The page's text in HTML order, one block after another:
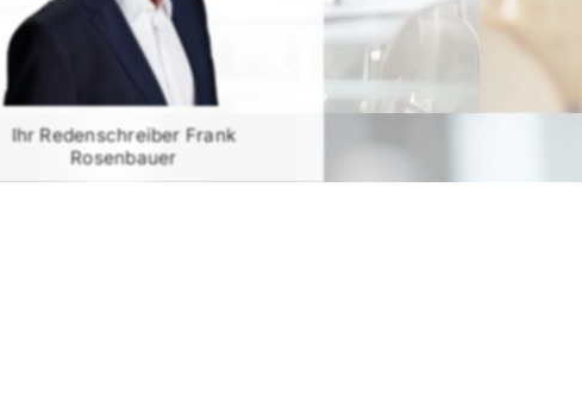
Ihr Redenschreiber Frank
Rosenbauer